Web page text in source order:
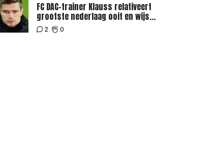
FC DAC-trainer Klauss relativeert
grootste nederlaag ooit en wijst
naar verschil in selectiewaarden
2 0